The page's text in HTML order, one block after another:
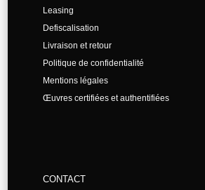
Leasing
Defiscalisation
Livraison et retour
Politique de confidentialité
Mentions légales
Œuvres certifiées et authentifiées
CONTACT